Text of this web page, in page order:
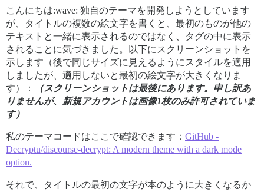
こんにちは:wave: 独自のテーマを開発しようとしています
が、タイトルの複数の絵文字を書くと、最初のものが他の
テキストと一緒に表示されるのではなく、
タグの中に表示
されることに気づきました。以下にスクリーンショットを
示します（後で同じサイズに見えるようにスタイルを適用
しましたが、適用しないと最初の絵文字が大きくなりま
す）：
（スクリーンショットは最後にあります。申し訳あ
りませんが、新規アカウントは画像1枚のみ許可されていま
す）
私のテーマコードはここで確認できます： GitHub -
Decryptu/discourse-decrypt: A modern theme with a dark mode
option.
それで、タイトルの最初の文字が本のように大きくなるか